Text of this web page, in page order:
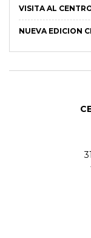
VISITA AL
NUEVA EDICION